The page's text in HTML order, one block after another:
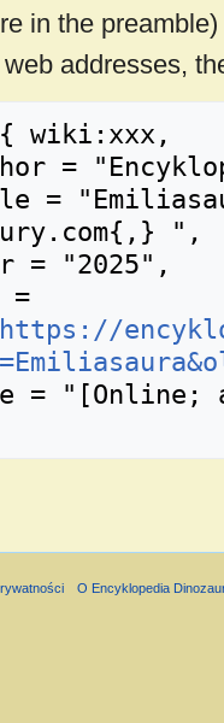
in the
addresses,
",
https://
O Encyklopedia